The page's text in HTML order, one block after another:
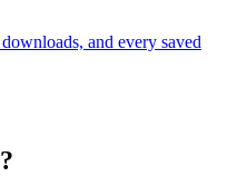
and every saved